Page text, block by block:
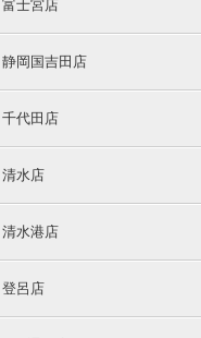
富士宮店
静岡国吉田店
千代田店
清水店
清水港店
登呂店